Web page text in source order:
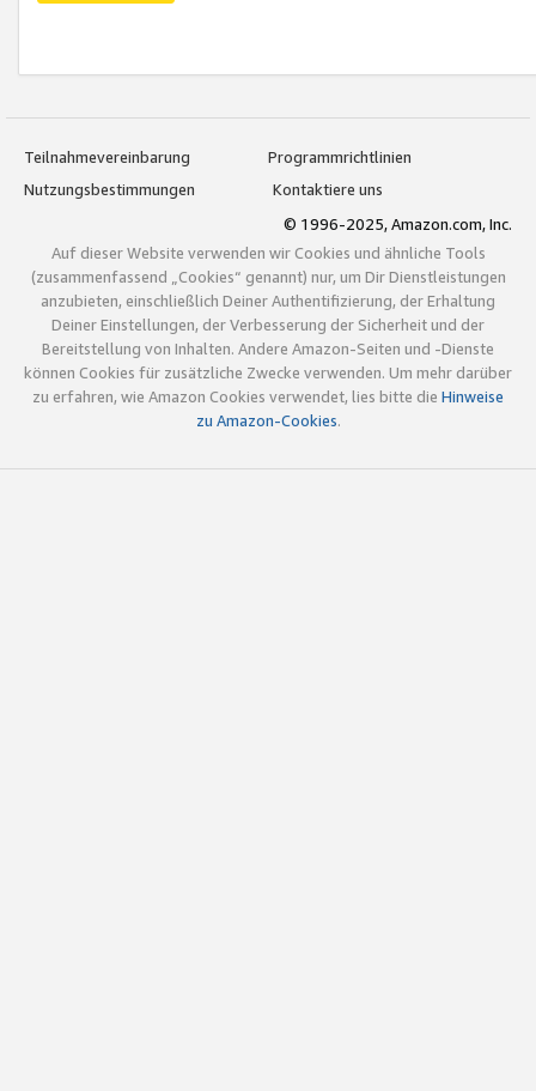
Teilnahmevereinbarung
Programmrichtlinien
Nutzungsbestimmungen
Kontaktiere uns
© 1996-2025, Amazon.com, Inc.
Auf dieser Website verwenden wir Cookies und ähnliche Tools
(zusammenfassend „Cookies“ genannt) nur, um Dir Dienstleistungen
anzubieten, einschließlich Deiner Authentifizierung, der Erhaltung
Deiner Einstellungen, der Verbesserung der Sicherheit und der
Bereitstellung von Inhalten. Andere Amazon-Seiten und -Dienste
können Cookies für zusätzliche Zwecke verwenden. Um mehr darüber
zu erfahren, wie Amazon Cookies verwendet, lies bitte die Hinweise
zu Amazon-Cookies.